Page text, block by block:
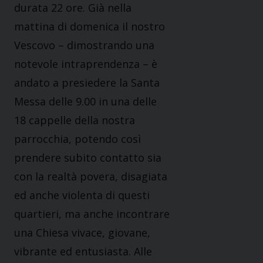
durata 22 ore. Già nella
mattina di domenica il nostro
Vescovo – dimostrando una
notevole intraprendenza – è
andato a presiedere la Santa
Messa delle 9.00 in una delle
18 cappelle della nostra
parrocchia, potendo così
prendere subito contatto sia
con la realtà povera, disagiata
ed anche violenta di questi
quartieri, ma anche incontrare
una Chiesa vivace, giovane,
vibrante ed entusiasta. Alle